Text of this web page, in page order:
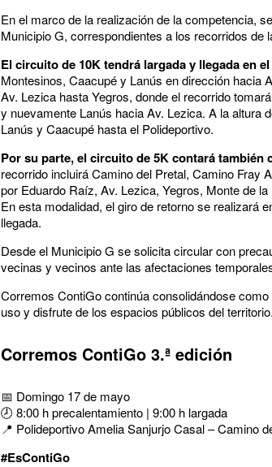
En el marco de la realización de la competencia,
Municipio G, correspondientes a los recorridos de
El circuito de 10K tendrá largada y llegada en
Montesinos, Caacupé y Lanús en dirección hacia
Av. Lezica hasta Yegros, donde el recorrido
y nuevamente Lanús hacia Av. Lezica. A la altura
Lanús y Caacupé hasta el Polideportivo.
Por su parte, el circuito de 5K contará
recorrido incluirá Camino del Pretal, Camino Fray
por Eduardo Raíz, Av. Lezica, Yegros, Monte de
En esta modalidad, el giro de retorno se realizará
llegada.
Desde el Municipio G se solicita circular con
vecinas y vecinos ante las afectaciones
Corremos ContiGo continúa consolidándose
uso y disfrute de los espacios públicos del territorio.
Corremos ContiGo 3.ª edición
📅 Domingo 17 de mayo
🕗 8:00 h precalentamiento | 9:00 h largada
📍 Polideportivo Amelia Sanjurjo Casal – Camino
#EsContiGo